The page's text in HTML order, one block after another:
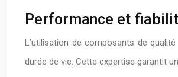
Performance et
L’utilisation de composants de
durée de vie. Cette expertise garantit